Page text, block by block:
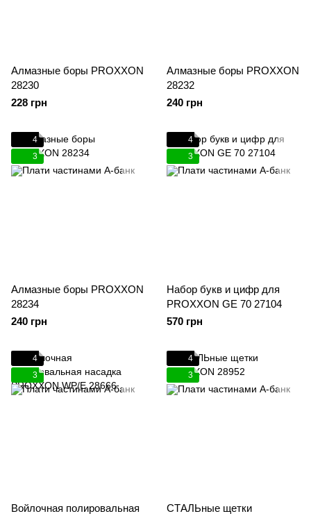
Алмазные боры PROXXON
28230
228 грн
Алмазные боры PROXXON
28232
240 грн
4
3
Алмазные боры PROXXON
28234
240 грн
4
3
Набор букв и цифр для
PROXXON GE 70 27104
570 грн
4
3
Войлочная полировальная
4
3
СТАЛЬные щетки